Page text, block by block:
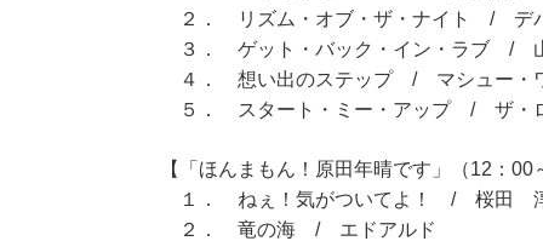
２． リズム・オブ・ザ・ナイト / デ
３． ゲット・バック・イン・ラブ /
４． 想い出のステップ / マシュー・
５． スタート・ミー・アップ / ザ・ロ
【「ほんまもん！原田年晴です」（12：00
１． ねぇ！気がついてよ！ / 桜田
２． 竜の海 / エドアルド